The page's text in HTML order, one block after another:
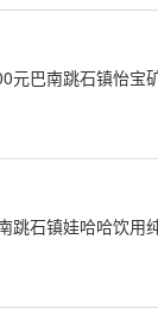
元巴南跳石镇怡宝
跳石镇娃哈哈饮用